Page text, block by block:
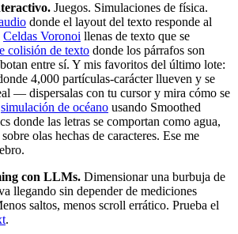
Juegos. Simulaciones de física.
donde el layout del texto responde al
Celdas Voronoi llenas de texto que se
colisión de texto donde los párrafos son
entre sí. Y mis favoritos del último lote:
4,000 partículas-carácter llueven y se
— dispersalas con tu cursor y mira cómo se
simulación de océano usando Smoothed
donde las letras se comportan como agua,
olas hechas de caracteres. Ese me
con LLMs. Dimensionar una burbuja de
llegando sin depender de mediciones
saltos, menos scroll errático. Prueba el
.